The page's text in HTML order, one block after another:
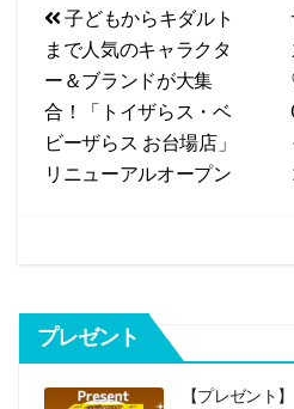
c
e
b
o
o
k
n
e
投
稿
ナ
ビ
ゲ
ョ
ン
子どもからキダルト
まで人気のキャラクタ
ー＆ブランドが大集
合！「トイザらス・ベ
ビーザらス お台場店」
リニューアルオープン
プレゼント
【プレゼント